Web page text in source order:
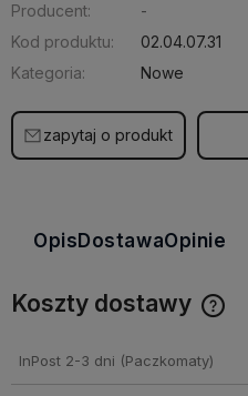
Producent:
-
Kod produktu:
02.04.07.31
Kategoria:
Nowe
zapytaj o produkt
Opis DostawaOpinie
Koszty dostawy
InPost 2-3 dni (Paczkomaty)